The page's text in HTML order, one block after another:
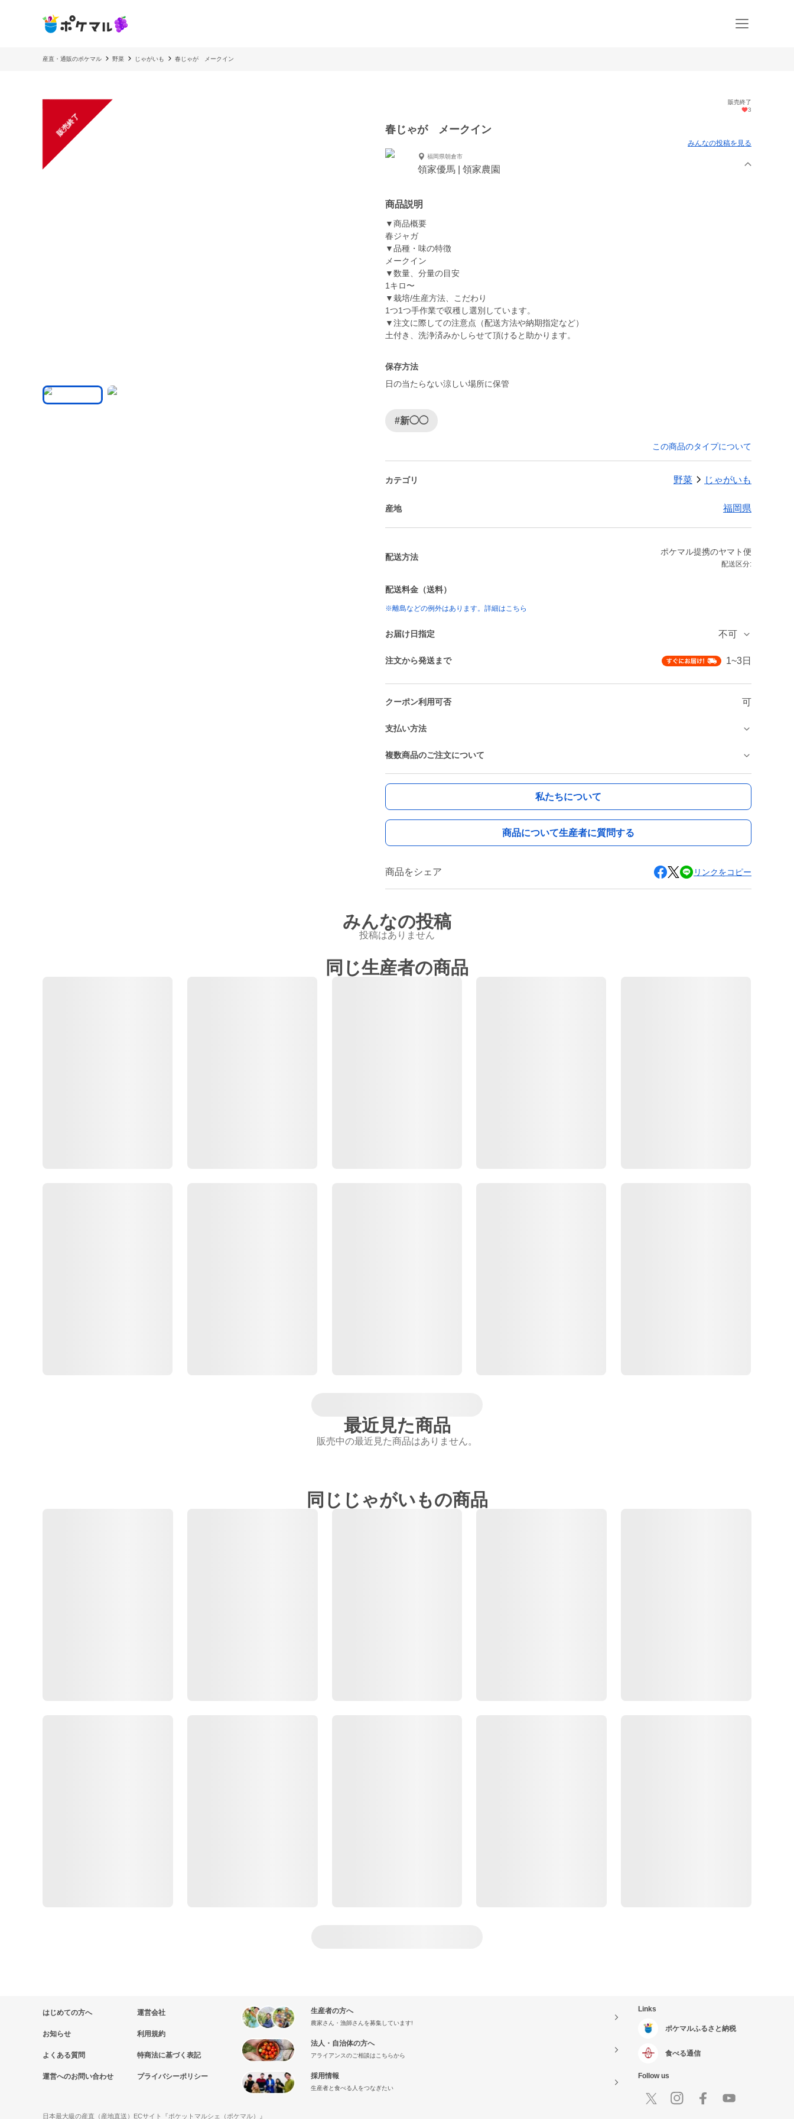
産直・通販のポケマル 野菜 じゃがいも 春じゃが メークイン
販売終了
販売終了
3
春じゃが メークイン
みんなの投稿を見る
福岡県朝倉市
領家優馬 | 領家農園
商品説明
▼商品概要
春ジャガ
▼品種・味の特徴
メークイン
▼数量、分量の目安
1キロ〜
▼栽培/生産方法、こだわり
1つ1つ手作業で収穫し選別しています。
▼注文に際しての注意点（配送方法や納期指定など）
土付き、洗浄済みかしらせて頂けると助かります。
保存方法
日の当たらない涼しい場所に保管
#新◯◯
この商品のタイプについて
カテゴリ 野菜 じゃがいも
産地 福岡県
配送方法
ポケマル提携のヤマト便
配送区分:
配送料金（送料）
※離島などの例外はあります。詳細はこちら
お届け日指定 不可
注文から発送まで 1~3日
クーポン利用可否 可
支払い方法
複数商品のご注文について
私たちについて
商品について生産者に質問する
商品をシェア リンクをコピー
みんなの投稿
投稿はありません
同じ生産者の商品
最近見た商品
販売中の最近見た商品はありません。
同じじゃがいもの商品
はじめての方へ
お知らせ
よくある質問
運営へのお問い合わせ
運営会社
利用規約
特商法に基づく表記
プライバシーポリシー
生産者の方へ
農家さん・漁師さんを募集しています!
法人・自治体の方へ
アライアンスのご相談はこちらから
採用情報
生産者と食べる人をつなぎたい
Links
ポケマルふるさと納税
食べる通信
Follow us
日本最大級の産直（産地直送）ECサイト『ポケットマルシェ（ポケマル）』